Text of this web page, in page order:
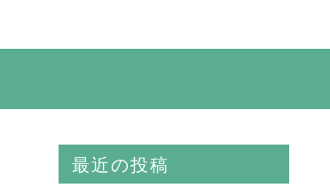
最近の投稿